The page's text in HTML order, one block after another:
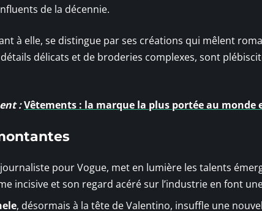
de la décennie.
à elle, se distingue par ses créations qui mêlent
délicats et de broderies complexes, sont
:Vêtements : la marque la plus portée au monde
pour Vogue, met en lumière les talents
incisive et son regard acéré sur l’industrie en font
, désormais à la tête de Valentino, insuffle une